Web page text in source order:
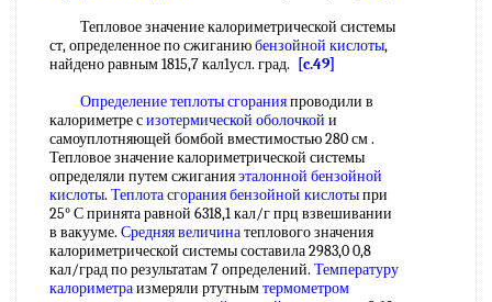
Тепловое значение калориметрической системы
ст, определенное по сжиганиюбензойной кислоты,
найдено равным 1815,7 кал1усл. град.
[c.49]
Определение теплоты сгоранияпроводили в
калориметре сизотермической оболочкой и
самоуплотняющей бомбой вместимостью 280 см .
Тепловое значение калориметрической системы
определяли путем сжиганияэталонной бензойной
кислоты. Теплота сгораниябензойной кислотыпри
25° С принята равной 6318,1 кал/г прц взвешивании
в вакууме. Средняя величинатеплового значения
калориметрической системы составила 2983,0 0,8
кал/град по результатам 7 определений. Температуру
калориметраизмеряли ртутнымтермометром